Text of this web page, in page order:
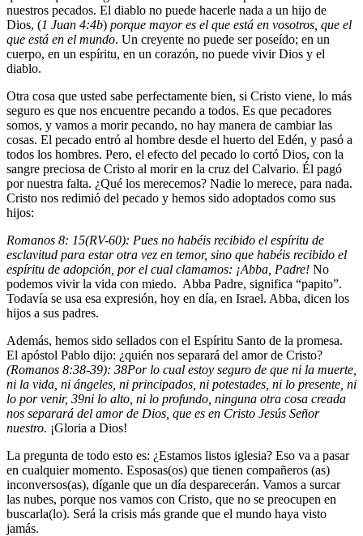
nuestros pecados. El diablo no puede hacerle nada a un hijo de
Dios, (1 Juan 4:4b) porque mayor es el que está en vosotros, que el
que está en el mundo. Un creyente no puede ser poseído; en un
cuerpo, en un espíritu, en un corazón, no puede vivir Dios y el
diablo.
Otra cosa que usted sabe perfectamente bien, si Cristo viene, lo más
seguro es que nos encuentre pecando a todos. Es que pecadores
somos, y vamos a morir pecando, no hay manera de cambiar las
cosas. El pecado entró al hombre desde el huerto del Edén, y pasó a
todos los hombres. Pero, el efecto del pecado lo cortó Dios, con la
sangre preciosa de Cristo al morir en la cruz del Calvario. Él pagó
por nuestra falta. ¿Qué los merecemos? Nadie lo merece, para nada.
Cristo nos redimió del pecado y hemos sido adoptados como sus
hijos:
Romanos 8: 15(RV-60): Pues no habéis recibido el espíritu de
esclavitud para estar otra vez en temor, sino que habéis recibido el
espíritu de adopción, por el cual clamamos: ¡Abba, Padre! No
podemos vivir la vida con miedo. Abba Padre, significa “papito”.
Todavía se usa esa expresión, hoy en día, en Israel. Abba, dicen los
hijos a sus padres.
Además, hemos sido sellados con el Espíritu Santo de la promesa.
El apóstol Pablo dijo: ¿quién nos separará del amor de Cristo?
(Romanos 8:38-39): 38Por lo cual estoy seguro de que ni la muerte,
ni la vida, ni ángeles, ni principados, ni potestades, ni lo presente, ni
lo por venir, 39ni lo alto, ni lo profundo, ninguna otra cosa creada
nos separará del amor de Dios, que es en Cristo Jesús Señor
nuestro. ¡Gloria a Dios!
La pregunta de todo esto es: ¿Estamos listos iglesia? Eso va a pasar
en cualquier momento. Esposas(os) que tienen compañeros (as)
inconversos(as), díganle que un día desparecerán. Vamos a surcar
las nubes, porque nos vamos con Cristo, que no se preocupen en
buscarla(lo). Será la crisis más grande que el mundo haya visto
jamás.